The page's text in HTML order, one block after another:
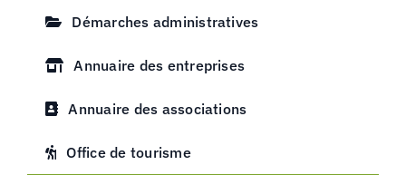
Démarches administratives
Annuaire des entreprises
Annuaire des associations
Office de tourisme